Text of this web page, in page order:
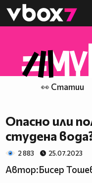
👾
👀 Статии
Опасно или
студена
2 883 25.07.2023
Автор:Бисер